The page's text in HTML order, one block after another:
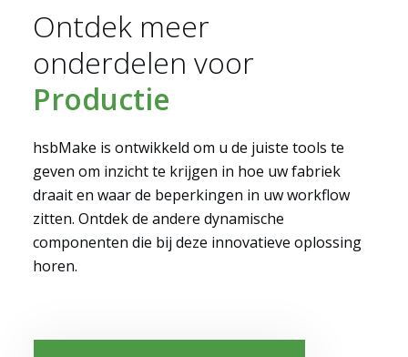
Ontdek meer
onderdelen voor
Productie
hsbMake is ontwikkeld om u de juiste tools te
geven om inzicht te krijgen in hoe uw fabriek
draait en waar de beperkingen in uw workflow
zitten. Ontdek de andere dynamische
componenten die bij deze innovatieve oplossing
horen.